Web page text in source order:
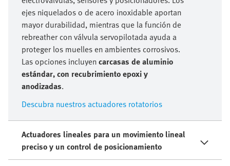
ejes niquelados o de acero inoxidable aportan
mayor durabilidad, mientras que la función de
rebreather con válvula servopilotada ayuda a
proteger los muelles en ambientes corrosivos.
Las opciones incluyencarcasas de aluminio
estándar, con recubrimiento epoxi y
anodizadas.
Descubra nuestros actuadores rotatorios
Actuadores lineales para un movimiento lineal
preciso y un control de posicionamiento